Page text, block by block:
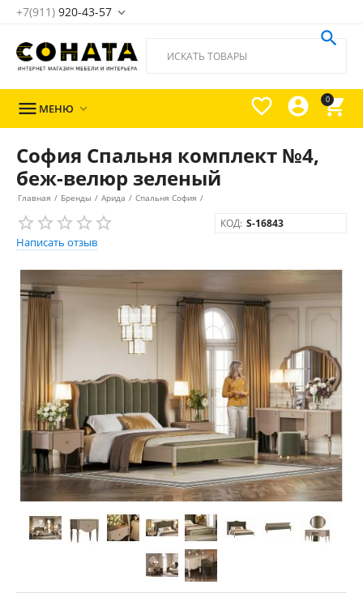
+7(911) 920-43-57 
0




 МЕНЮ 
София Спальня комплект №4,
беж-велюр зеленый
Главная / Бренды / Арида / Спальня София /
Написать отзыв
КОД: S-16843